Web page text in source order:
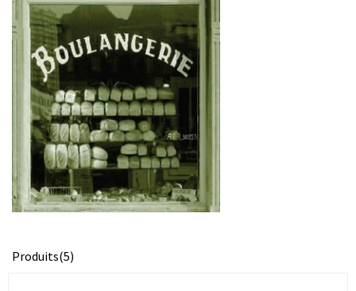
Produits(5)